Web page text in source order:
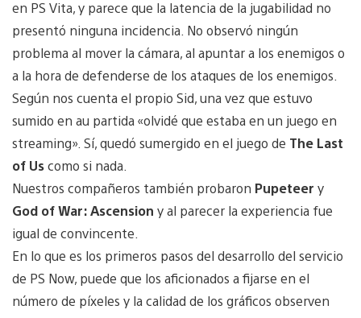
en PS Vita, y parece que la latencia de la jugabilidad no
presentó ninguna incidencia. No observó ningún
problema al mover la cámara, al apuntar a los enemigos o
a la hora de defenderse de los ataques de los enemigos.
Según nos cuenta el propio Sid, una vez que estuvo
sumido en au partida «olvidé que estaba en un juego en
streaming». Sí, quedó sumergido en el juego de The Last
of Uscomo si nada.
Nuestros compañeros también probaron Pupeteer y
God of War: Ascension y al parecer la experiencia fue
igual de convincente.
En lo que es los primeros pasos del desarrollo del servicio
de PS Now, puede que los aficionados a fijarse en el
número de píxeles y la calidad de los gráficos observen